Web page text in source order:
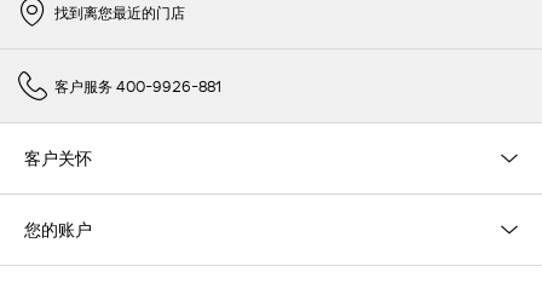
找到离您最近的门店
客户服务 400-9926-881
客户关怀
您的账户